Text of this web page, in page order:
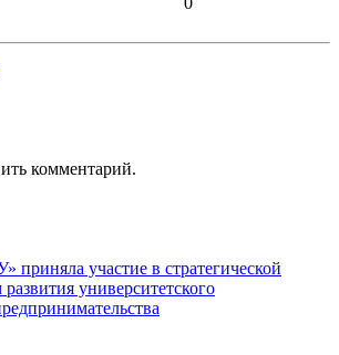
комментарий.
приняла участие в стратегической
университетского